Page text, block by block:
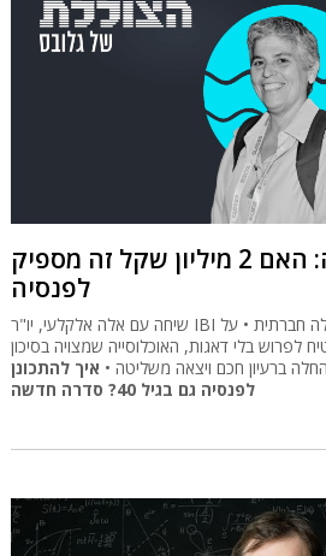
המומחית שמסבירה: האם 2 מיליון שקל זה מספיק
לפנסיה
שיחה עם אלה אלקלעי, יו"ר IBI קרנות נאמנות ופעילה חברתית • על
לפרוש בלי דאגות, האוכלוסייה שמצויה בסיכון
ברעיון חכם ויצאה משליטה • איך להתכונן
לפנסיה גם בגיל 40? סדרה חדשה